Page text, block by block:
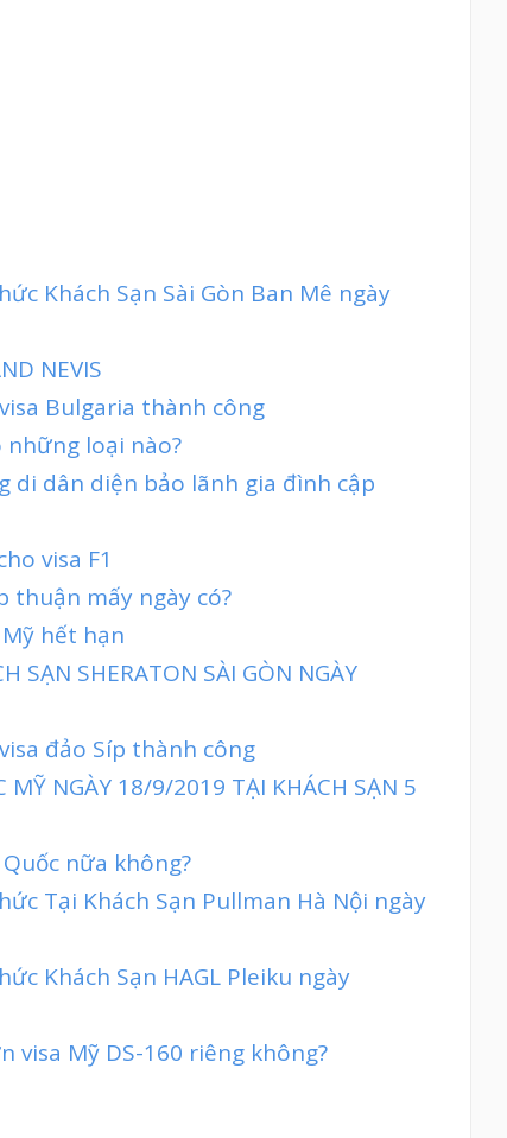
Khách Sạn Sài Gòn Ban Mê ngày
NEVIS
Bulgaria thành công
những loại nào?
di dân diện bảo lãnh gia đình cập
visa F1
thuận mấy ngày có?
hết hạn
SẠN SHERATON SÀI GÒN NGÀY
đảo Síp thành công
NGÀY 18/9/2019 TẠI KHÁCH SẠN 5
nữa không?
Tại Khách Sạn Pullman Hà Nội ngày
Khách Sạn HAGL Pleiku ngày
visa Mỹ DS-160 riêng không?